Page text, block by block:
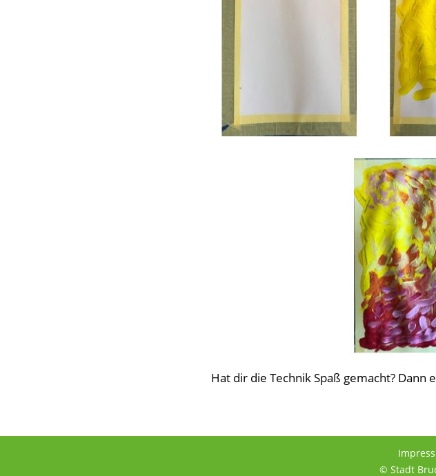
Hat dir die Technik Spaß gemacht?
© Stadt